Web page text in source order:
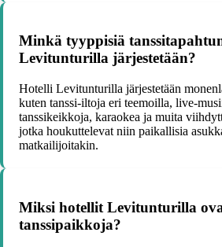
Minkä tyyppisiä
Levitunturilla järjestetään?
Hotelli Levitunturilla järjestetään
kuten tanssi-iltoja eri teemoilla, live-
tanssikeikkoja, karaokea ja muita
jotka houkuttelevat niin paikallisia
matkailijoitakin.
Miksi hotellit Levitunturilla
tanssipaikkoja?